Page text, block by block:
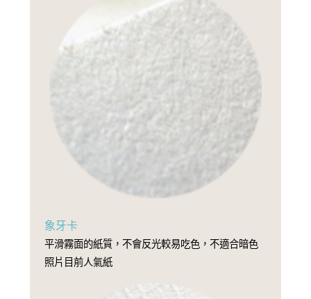
象牙卡
平滑霧面的紙質，不會反光較易吃色，不適合暗色
照片目前人氣紙